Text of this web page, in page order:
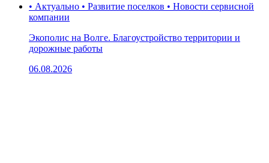
• Актуально • Развитие поселков • Новости сервисной
компании
Экополис на Волге. Благоустройство территории и
дорожные работы
06.08.2026